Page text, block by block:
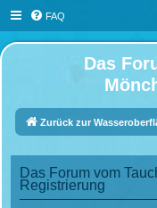
FAQ
Das
Zurück zur
Das Forum vom
Registrierung